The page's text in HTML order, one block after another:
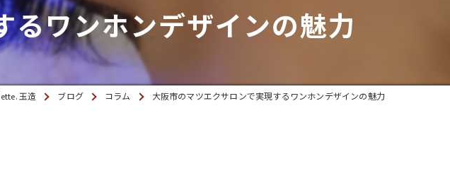
アイブロウ
エクステ
コラム
コミ ワンホンデザインの魅力
玉造 ブログ コラム 大阪市のマツエクサロンで実現するワンホンデザインの魅力